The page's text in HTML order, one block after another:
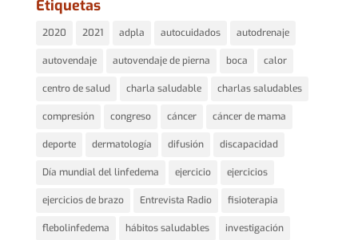
Etiquetas
2020 2021 adpla autocuidados autodrenaje
autovendaje autovendaje de pierna boca calor
centro de salud charla saludable charlas saludables
compresión congreso cáncer cáncer de mama
deporte dermatología difusión discapacidad
Día mundial del linfedema ejercicio ejercicios
ejercicios de brazo Entrevista Radio fisioterapia
flebolinfedema hábitos saludables investigación